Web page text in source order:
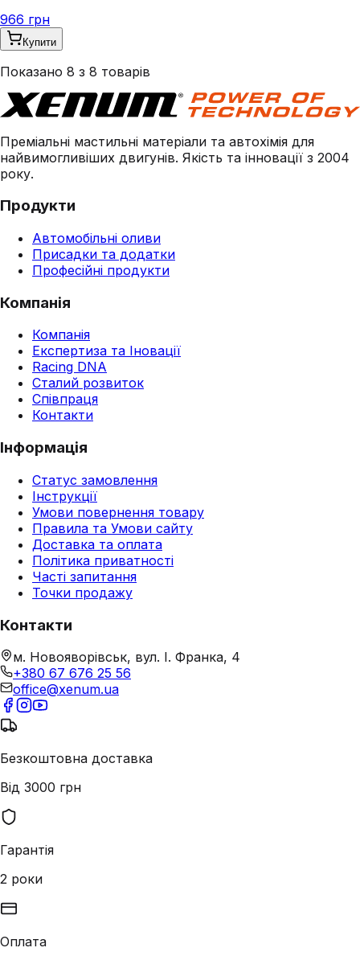
966 грн
Купити
Показано 8 з 8 товарів
Преміальні мастильні матеріали та автохімія для
найвимогливіших двигунів. Якість та інновації з 2004
року.
Продукти
Автомобільні оливи
Присадки та додатки
Професійні продукти
Компанія
Компанія
Експертиза та Іновації
Racing DNA
Сталий розвиток
Співпраця
Контакти
Інформація
Статус замовлення
Інструкції
Умови повернення товару
Правила та Умови сайту
Доставка та оплата
Політика приватності
Часті запитання
Точки продажу
Контакти
м. Новояворівськ, вул. І. Франка, 4
+380 67 676 25 56
office@xenum.ua
Безкоштовна доставка
Від 3000 грн
Гарантія
2 роки
Оплата